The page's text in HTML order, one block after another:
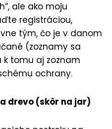
ale ako moju
registráciou,
tým, čo je v danom
(zoznamy sa
k tomu aj zoznam
ochrany.
drevo (skôr na jar)